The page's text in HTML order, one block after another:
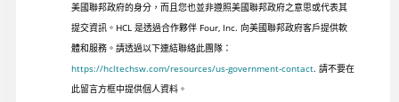
美國聯邦政府的身分，而且您也並非遵照美國聯邦政府之意思或代表其
提交資訊。HCL 是透過合作夥伴 Four, Inc. 向美國聯邦政府客戶提供軟
體和服務。請透過以下連結聯絡此團隊：
https://hcltechsw.com/resources/us-government-contact. 請不要在
此留言方框中提供個人資料。